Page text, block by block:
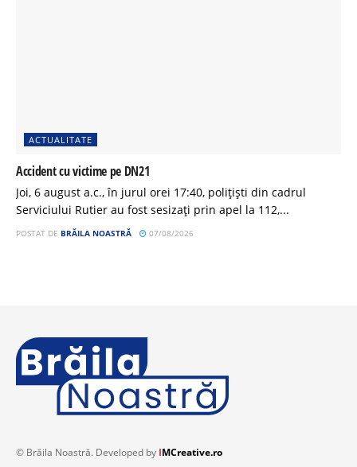
ACTUALITATE
Accident cu victime pe DN21
Joi, 6 august a.c., în jurul orei 17:40, polițiști din cadrul
Serviciului Rutier au fost sesizați prin apel la 112,...
POSTAT DE BRĂILA NOASTRĂ 07/08/2026
© Brăila Noastră. Developed by IMCreative.ro